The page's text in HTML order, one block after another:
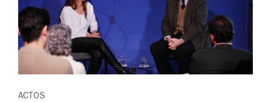
ACTOS